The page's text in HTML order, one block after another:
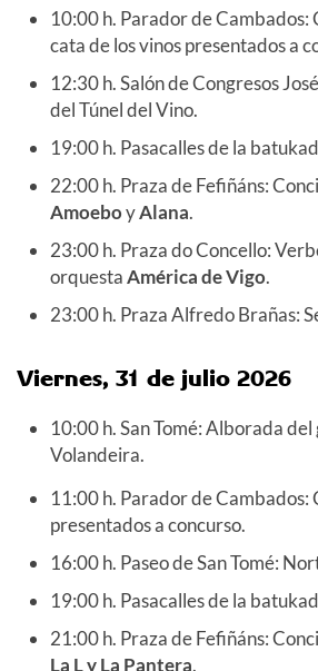
10:00 h. Parador de Cambados:
cata de los vinos presentados a
12:30 h. Salón de Congresos
del Túnel del Vino.
19:00 h. Pasacalles de la
22:00 h. Praza de Fefiñáns:
AmoeboyAlana.
23:00 h. Praza do Concello:
orquestaAmérica de Vigo.
23:00 h. Praza Alfredo Brañas:
Viernes, 31 de julio 2026
10:00 h. San Tomé: Alborada
Volandeira.
11:00 h. Parador de Cambados:
presentados a concurso.
16:00 h. Paseo de San Tomé:
19:00 h. Pasacalles de la
21:00 h. Praza de Fefiñáns:
La L y La Pantera.